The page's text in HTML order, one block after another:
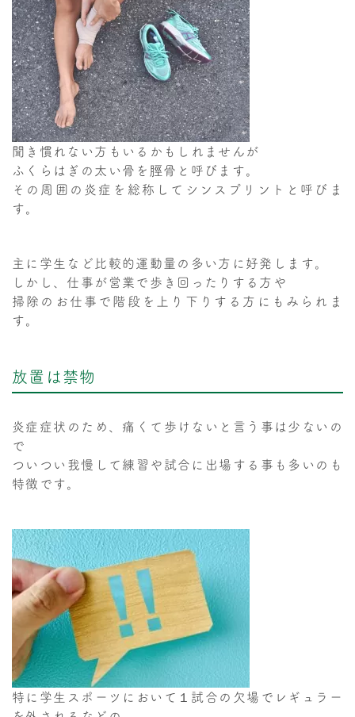
聞き慣れない方もいるかもしれませんが
ふくらはぎの太い骨を脛骨と呼びます。
その周囲の炎症を総称してシンスプリントと呼びま
す。
主に学生など比較的運動量の多い方に好発します。
しかし、仕事が営業で歩き回ったりする方や
掃除のお仕事で階段を上り下りする方にもみられま
す。
放置は禁物
炎症症状のため、痛くて歩けないと言う事は少ないの
で
ついつい我慢して練習や試合に出場する事も多いのも
特徴です。
特に学生スポーツにおいて１試合の欠場でレギュラー